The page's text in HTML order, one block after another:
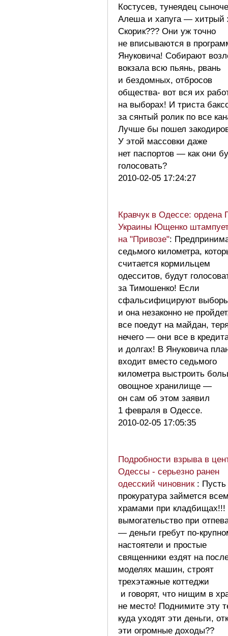
Костусев, тунеядец
Алеша и хапуга —
Скорик??? Они уж точно
не вписываются в
Януковича! Собирают
вокзала всю пьянь, рвань
и бездомных, отбросов
общества- вот вся их
на выборах! И триста
за сянтый ролик по все
Лучше бы пошел
У этой массовки даже
нет паспортов — как они
голосовать?
2010-02-05 17:24:27
Кравчук в Одессе: ордена
Украины Ющенко
на "Привозе":
седьмого километра,
считается кормильцем
одесситов, будут
за Тимошенко! Если
сфальсифицируют
и она незаконно не
все поедут на майдан,
нечего — они все в
и долгах! В Януковича
входит вместо седьмого
километра выстроить
овощное хранилище —
он сам об этом заявил
1 февраля в Одессе.
2010-02-05 17:05:35
Подробности взрыва в
Одессы - серьезно ранен
одесский чиновник : Пусть
прокуратура займется
храмами при кладбищах!!!
вымогательство при
— деньги гребут по-
настоятели и простые
священники ездят на
моделях машин, строят
трехэтажные коттеджи
и говорят, что нищим в
не место! Поднимите эту
куда уходят эти деньги,
эти огромные доходы??